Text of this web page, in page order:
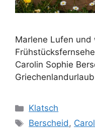
Marlene Lufen und
Carolin Sophie
Kategorien
Klatsch
Schlagwörter
Berscheid,